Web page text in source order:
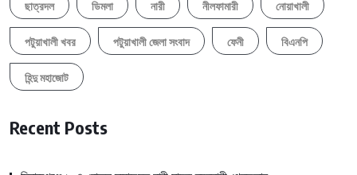
ছাত্রদল ডিমলা নারী নীলফামারী নোয়াখালী
পটুয়াখালী খবর পটুয়াখালী জেলা সংবাদ ফেনী বিএনপি
হিন্দু মহাজোট
Recent Posts